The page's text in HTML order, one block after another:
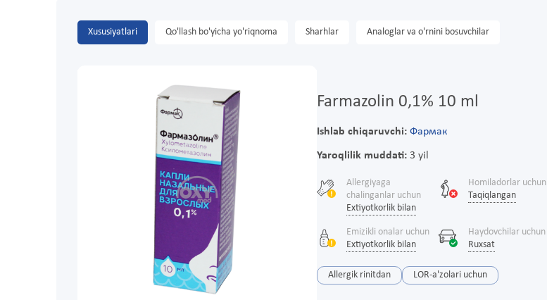
Xususiyatlari Qo'llash bo'yicha yo'riqnoma Sharhlar Analoglar va o'rnini bosuvchilar
Farmazolin 0,1% 10 ml
Ishlab chiqaruvchi: Фармак
Yaroqlilik muddati:3 yil
Allergiyaga
chalinganlar uchun
Extiyotkorlik bilan
Homiladorlar uchun
Taqiqlangan
Emizikli onalar uchun
Extiyotkorlik bilan
Haydovchilar uchun
Ruxsat
Allergik rinitdan LOR-a'zolari uchun